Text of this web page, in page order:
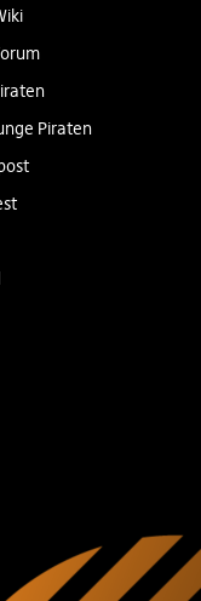
Piraten